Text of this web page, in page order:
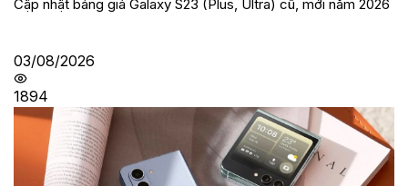
Cập nhật bảng giá Galaxy S23 (Plus, Ultra) cũ, mới năm 2026
03/08/2026
1894